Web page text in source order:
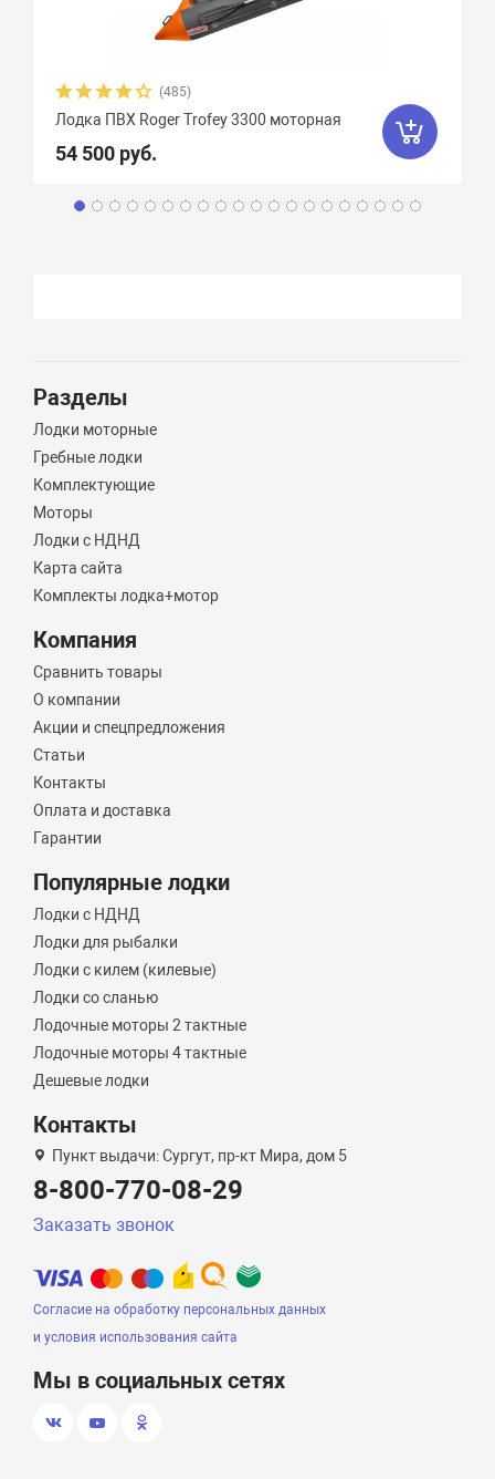
(485)
Лодка ПВХ Roger Trofey 3300 моторная
54 500 руб.
Разделы
Лодки моторные
Гребные лодки
Комплектующие
Моторы
Лодки с НДНД
Карта сайта
Комплекты лодка+мотор
Компания
Сравнить товары
О компании
Акции и спецпредложения
Статьи
Контакты
Оплата и доставка
Гарантии
Популярные лодки
Лодки с НДНД
Лодки для рыбалки
Лодки с килем (килевые)
Лодки со сланью
Лодочные моторы 2 тактные
Лодочные моторы 4 тактные
Дешевые лодки
Контакты
Пункт выдачи: Сургут, пр-кт Мира, дом 5
8-800-770-08-29
Заказать звонок
Согласие на обработку персональных данных
и условия использования сайта
Мы в социальных сетях